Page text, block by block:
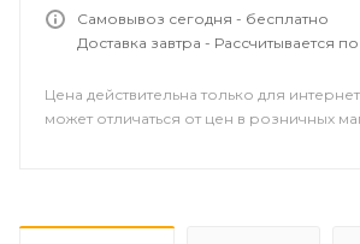
Самовывоз сегодня - бесплатно
Доставка завтра - Рассчитывается
Цена действительна только для
может отличаться от цен в розничных